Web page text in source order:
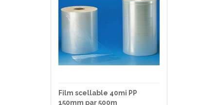
Film scellable 40mi PP
150mm par 500m